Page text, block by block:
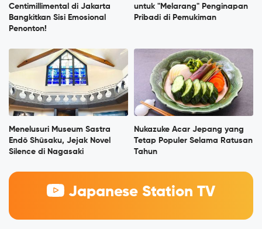
Centimillimental di Jakarta
Bangkitkan Sisi Emosional
Penonton!
untuk "Melarang" Penginapan
Pribadi di Pemukiman
Menelusuri Museum Sastra
Endō Shūsaku, Jejak Novel
Silence di Nagasaki
Nukazuke Acar Jepang yang
Tetap Populer Selama Ratusan
Tahun
Japanese Station TV